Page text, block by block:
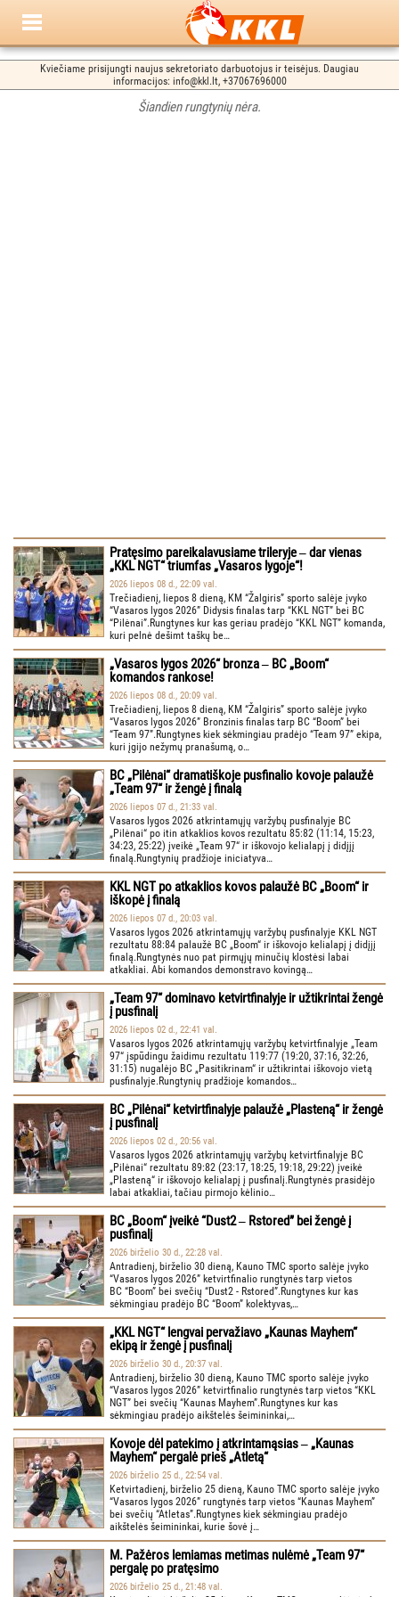
Kviečiame prisijungti naujus sekretoriato darbuotojus ir teisėjus. Daugiau
informacijos: info@kkl.lt, +37067696000
Šiandien rungtynių nėra.
Pratęsimo pareikalavusiame trileryje ‒ dar vienas
„KKL NGT“ triumfas „Vasaros lygoje“!
2026 liepos 08 d., 22:09 val.
Trečiadienį, liepos 8 dieną, KM “Žalgiris” sporto salėje įvyko
“Vasaros lygos 2026” Didysis finalas tarp “KKL NGT” bei BC
“Pilėnai”.Rungtynes kur kas geriau pradėjo “KKL NGT” komanda,
kuri pelnė dešimt taškų be…
„Vasaros lygos 2026“ bronza ‒ BC „Boom“
komandos rankose!
2026 liepos 08 d., 20:09 val.
Trečiadienį, liepos 8 dieną, KM “Žalgiris” sporto salėje įvyko
“Vasaros lygos 2026” Bronzinis finalas tarp BC “Boom” bei
“Team 97”.Rungtynes kiek sėkmingiau pradėjo “Team 97” ekipa,
kuri įgijo nežymų pranašumą, o…
BC „Pilėnai“ dramatiškoje pusfinalio kovoje palaužė
„Team 97“ ir žengė į finalą
2026 liepos 07 d., 21:33 val.
Vasaros lygos 2026 atkrintamųjų varžybų pusfinalyje BC
„Pilėnai“ po itin atkaklios kovos rezultatu 85:82 (11:14, 15:23,
34:23, 25:22) įveikė „Team 97“ ir iškovojo kelialapį į didįjį
finalą.Rungtynių pradžioje iniciatyva…
KKL NGT po atkaklios kovos palaužė BC „Boom“ ir
iškopė į finalą
2026 liepos 07 d., 20:03 val.
Vasaros lygos 2026 atkrintamųjų varžybų pusfinalyje KKL NGT
rezultatu 88:84 palaužė BC „Boom“ ir iškovojo kelialapį į didįjį
finalą.Rungtynės nuo pat pirmųjų minučių klostėsi labai
atkakliai. Abi komandos demonstravo kovingą…
„Team 97“ dominavo ketvirtfinalyje ir užtikrintai žengė
į pusfinalį
2026 liepos 02 d., 22:41 val.
Vasaros lygos 2026 atkrintamųjų varžybų ketvirtfinalyje „Team
97“ įspūdingu žaidimu rezultatu 119:77 (19:20, 37:16, 32:26,
31:15) nugalėjo BC „Pasitikrinam“ ir užtikrintai iškovojo vietą
pusfinalyje.Rungtynių pradžioje komandos…
BC „Pilėnai“ ketvirtfinalyje palaužė „Plasteną“ ir žengė
į pusfinalį
2026 liepos 02 d., 20:56 val.
Vasaros lygos 2026 atkrintamųjų varžybų ketvirtfinalyje BC
„Pilėnai“ rezultatu 89:82 (23:17, 18:25, 19:18, 29:22) įveikė
„Plasteną“ ir iškovojo kelialapį į pusfinalį.Rungtynės prasidėjo
labai atkakliai, tačiau pirmojo kėlinio…
BC „Boom“ įveikė “Dust2 ‒ Rstored” bei žengė į
pusfinalį
2026 birželio 30 d., 22:28 val.
Antradienį, birželio 30 dieną, Kauno TMC sporto salėje įvyko
“Vasaros lygos 2026” ketvirtfinalio rungtynės tarp vietos
BC “Boom” bei svečių “Dust2 - Rstored”.Rungtynes kur kas
sėkmingiau pradėjo BC “Boom” kolektyvas,…
„KKL NGT“ lengvai pervažiavo „Kaunas Mayhem“
ekipą ir žengė į pusfinalį
2026 birželio 30 d., 20:37 val.
Antradienį, birželio 30 dieną, Kauno TMC sporto salėje įvyko
“Vasaros lygos 2026” ketvirtfinalio rungtynės tarp vietos “KKL
NGT” bei svečių “Kaunas Mayhem”.Rungtynes kur kas
sėkmingiau pradėjo aikštelės šeimininkai,…
Kovoje dėl patekimo į atkrintamąsias ‒ „Kaunas
Mayhem“ pergalė prieš „Atletą“
2026 birželio 25 d., 22:54 val.
Ketvirtadienį, birželio 25 dieną, Kauno TMC sporto salėje įvyko
“Vasaros lygos 2026” rungtynės tarp vietos “Kaunas Mayhem”
bei svečių “Atletas”.Rungtynes kiek sėkmingiau pradėjo
aikštelės šeimininkai, kurie šovė į…
M. Pažėros lemiamas metimas nulėmė „Team 97“
pergalę po pratęsimo
2026 birželio 25 d., 21:48 val.